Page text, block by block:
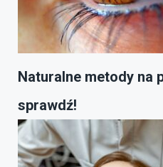
Naturalne metody na
sprawdź!